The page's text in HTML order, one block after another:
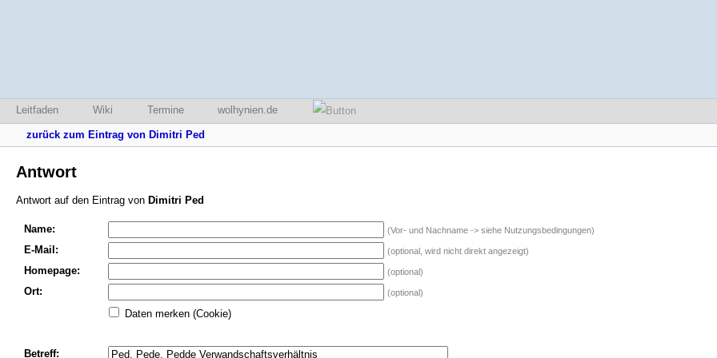
Leitfaden Wiki Termine wolhynien.de
zurück zum Eintrag von Dimitri Ped
Antwort
Antwort auf den Eintrag von Dimitri Ped
Name: (Vor- und Nachname -> siehe Nutzungsbedingungen)
E-Mail: (optional, wird nicht direkt angezeigt)
Homepage: (optional)
Ort: (optional)
Daten merken (Cookie)
Betreff: